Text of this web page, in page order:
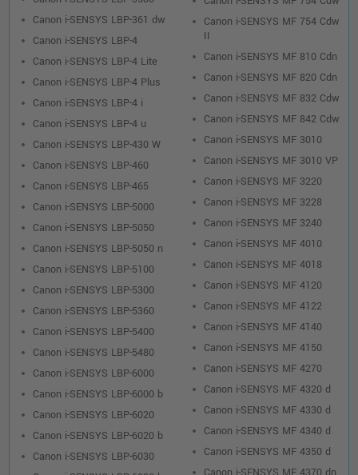
Canon i-SENSYS LBP-361 dw
Canon i-SENSYS LBP-4
Canon i-SENSYS LBP-4 Lite
Canon i-SENSYS LBP-4 Plus
Canon i-SENSYS LBP-4 i
Canon i-SENSYS LBP-4 u
Canon i-SENSYS LBP-430 W
Canon i-SENSYS LBP-460
Canon i-SENSYS LBP-465
Canon i-SENSYS LBP-5000
Canon i-SENSYS LBP-5050
Canon i-SENSYS LBP-5050 n
Canon i-SENSYS LBP-5100
Canon i-SENSYS LBP-5300
Canon i-SENSYS LBP-5360
Canon i-SENSYS LBP-5400
Canon i-SENSYS LBP-5480
Canon i-SENSYS LBP-6000
Canon i-SENSYS LBP-6000 b
Canon i-SENSYS LBP-6020
Canon i-SENSYS LBP-6020 b
Canon i-SENSYS LBP-6030
Canon i-SENSYS MF 754 Cdw
II
Canon i-SENSYS MF 810 Cdn
Canon i-SENSYS MF 820 Cdn
Canon i-SENSYS MF 832 Cdw
Canon i-SENSYS MF 842 Cdw
Canon i-SENSYS MF 3010
Canon i-SENSYS MF 3010 VP
Canon i-SENSYS MF 3220
Canon i-SENSYS MF 3228
Canon i-SENSYS MF 3240
Canon i-SENSYS MF 4010
Canon i-SENSYS MF 4018
Canon i-SENSYS MF 4120
Canon i-SENSYS MF 4122
Canon i-SENSYS MF 4140
Canon i-SENSYS MF 4150
Canon i-SENSYS MF 4270
Canon i-SENSYS MF 4320 d
Canon i-SENSYS MF 4330 d
Canon i-SENSYS MF 4340 d
Canon i-SENSYS MF 4350 d